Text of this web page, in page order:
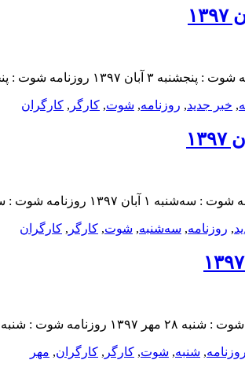
, خبر جدید, روزنامه, شوت, کارگر , کارگران
, روزنامه, سه‌شنبه, شوت, کارگر , کارگران
روزنامه, شنبه, شوت, کارگر , کارگران, مهر